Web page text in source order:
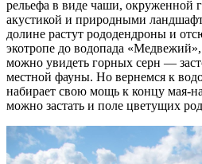
рельефа в виде чаши, окруженной
акустикой и природными
долине растут рододендроны и
экотропе до водопада «Медвежий»,
можно увидеть горных серн —
местной фауны. Но вернемся к
набирает свою мощь к концу мая-
можно застать и поле цветущих